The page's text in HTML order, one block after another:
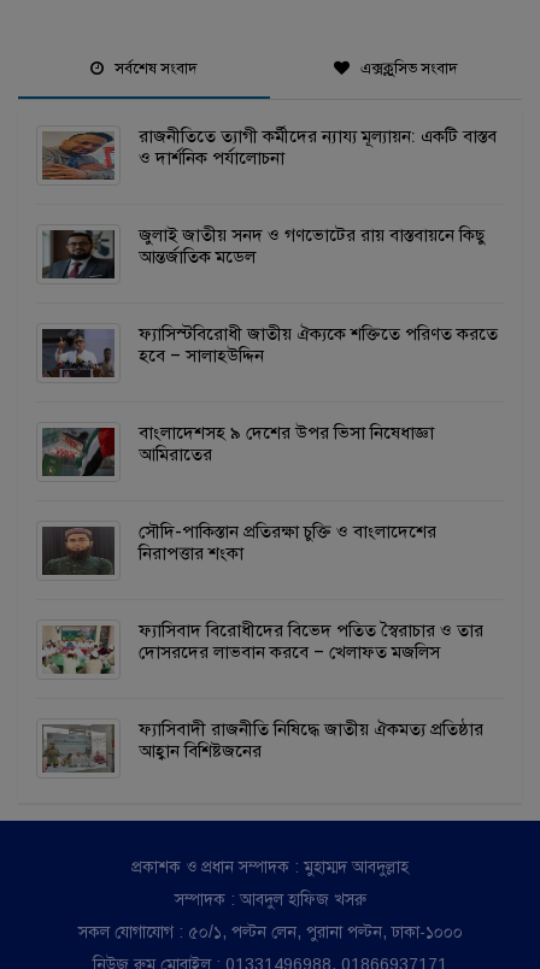
সর্বশেষ সংবাদ এক্সক্লুসিভ সংবাদ
রাজনীতিতে ত্যাগী কর্মীদের ন্যায্য মূল্যায়ন: একটি বাস্তব
ও দার্শনিক পর্যালোচনা
জুলাই জাতীয় সনদ ও গণভোটের রায় বাস্তবায়নে কিছু
আন্তর্জাতিক মডেল
ফ্যাসিস্টবিরোধী জাতীয় ঐক্যকে শক্তিতে পরিণত করতে
হবে – সালাহউদ্দিন
বাংলাদেশসহ ৯ দেশের উপর ভিসা নিষেধাজ্ঞা
আমিরাতের
সৌদি-পাকিস্তান প্রতিরক্ষা চুক্তি ও বাংলাদেশের
নিরাপত্তার শংকা
ফ্যাসিবাদ বিরোধীদের বিভেদ পতিত স্বৈরাচার ও তার
দোসরদের লাভবান করবে – খেলাফত মজলিস
ফ্যাসিবাদী রাজনীতি নিষিদ্ধে জাতীয় ঐকমত্য প্রতিষ্ঠার
আহ্বান বিশিষ্টজনের
প্রকাশক ও প্রধান সম্পাদক : মুহাম্মদ আবদুল্লাহ
সম্পাদক : আবদুল হাফিজ খসরু
সকল যোগাযোগ : ৫০/১, পল্টন লেন, পুরানা পল্টন, ঢাকা-১০০০
নিউজ রুম মোবাইল : 01331496988, 01866937171